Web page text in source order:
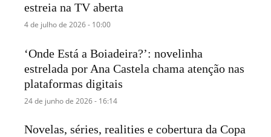
estreia na TV aberta
4 de julho de 2026 - 10:00
‘Onde Está a Boiadeira?’: novelinha
estrelada por Ana Castela chama atenção nas
plataformas digitais
24 de junho de 2026 - 16:14
Novelas, séries, realities e cobertura da Copa